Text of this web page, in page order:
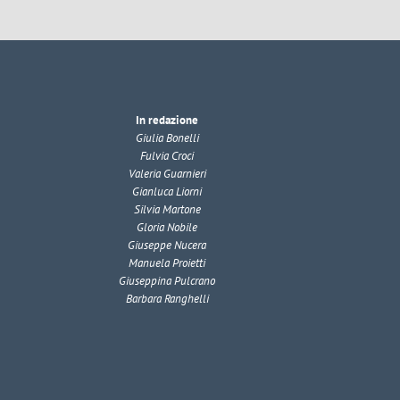
In redazione
Giulia Bonelli
Fulvia Croci
Valeria Guarnieri
Gianluca Liorni
Silvia Martone
Gloria Nobile
Giuseppe Nucera
Manuela Proietti
Giuseppina Pulcrano
Barbara Ranghelli